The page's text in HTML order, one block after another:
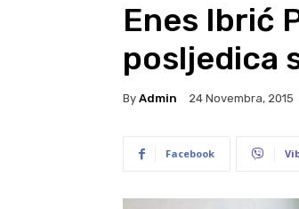
Enes Ibrić
posljedica
By Admin 24 Novembra, 2015
Facebook